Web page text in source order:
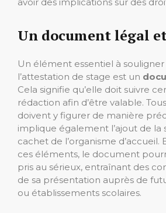
Un document légal
Un élément essentiel à
l’attestation de stage est un
Cela signifie qu’elle doit suivre
rédaction afin d’être valable.
doivent y figurer de manière
implique également l’ajout de la
cachet de l’organisme d’accueil.
ces éléments, le document
pris au sérieux, entraînant des
de sa présentation auprès de
ou établissements scolaires.